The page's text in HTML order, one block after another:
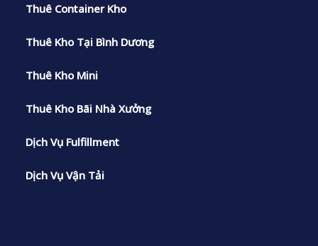
Thuê Container Kho
Thuê Kho Tại Bình Dương
Thuê Kho Mini
Thuê Kho Bãi Nhà Xưởng
Dịch Vụ Fulfillment
Dịch Vụ Vận Tải